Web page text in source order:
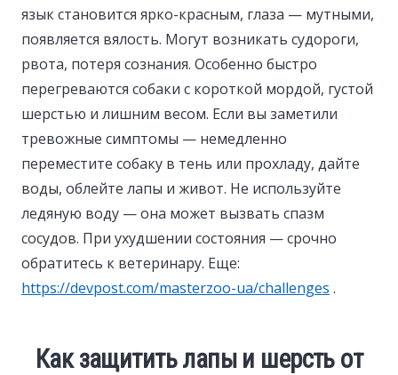
язык становится ярко-красным, глаза — мутными,
появляется вялость. Могут возникать судороги,
рвота, потеря сознания. Особенно быстро
перегреваются собаки с короткой мордой, густой
шерстью и лишним весом. Если вы заметили
тревожные симптомы — немедленно
переместите собаку в тень или прохладу, дайте
воды, облейте лапы и живот. Не используйте
ледяную воду — она может вызвать спазм
сосудов. При ухудшении состояния — срочно
обратитесь к ветеринару. Еще:
https://devpost.com/masterzoo-ua/challenges .
Как защитить лапы и шерсть от